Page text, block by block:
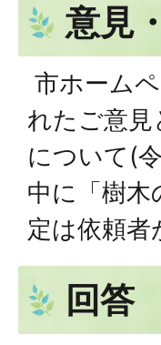
意見
市ホーム
れたご意
について(
中に「樹
定は依頼
回答